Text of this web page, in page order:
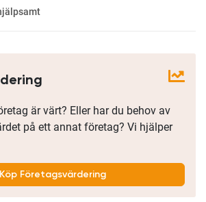
är värt? Eller har du behov av
på ett annat företag? Vi hjälper
Köp Företagsvärdering